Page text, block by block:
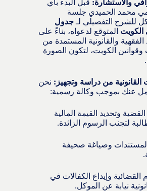
والاستشارة: قبل البدء بأي
محمد الحميدي جلسة
للشرح التفصيلي لـ جدول
المتوقع لدعواه، بناءً على
الفقهية والقانونية المستمدة من
الكويت، لتكون الصورة
القانونية من دراسة وتجهيز: نحن
عنك بموجب وكالة رسمية:
وتحديد القيمة المالية
لتجنب الرسوم الزائدة.
وصياغة صحيفة
القضائية وإيداع الكفالات في
نيابة عن الموكل.